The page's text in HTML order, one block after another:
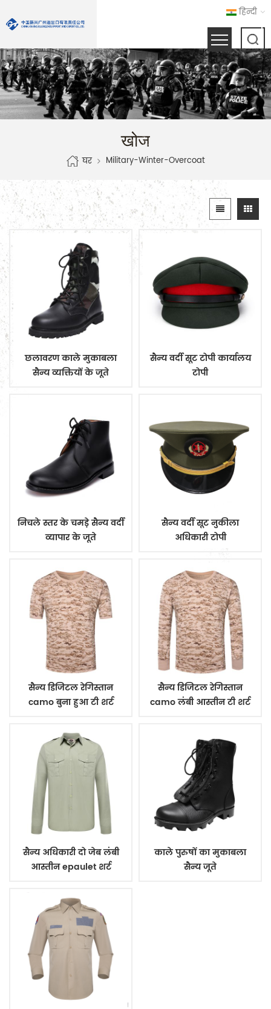
हिन्दी
खोज
घर Military-Winter-Overcoat
छलावरण काले मुकाबला
सैन्य व्यक्तियों के जूते
सैन्य वर्दी सूट टोपी कार्यालय
टोपी
निचले स्तर के चमड़े सैन्य वर्दी
व्यापार के जूते
सैन्य वर्दी सूट नुकीला
अधिकारी टोपी
सैन्य डिजिटल रेगिस्तान
camo बुना हुआ टी शर्ट
सैन्य डिजिटल रेगिस्तान
camo लंबी आस्तीन टी शर्ट
सैन्य अधिकारी दो जेब लंबी
आस्तीन epaulet शर्ट
काले पुरुषों का मुकाबला
सैन्य जूते